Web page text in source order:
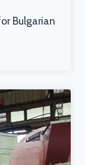
Bulgarian